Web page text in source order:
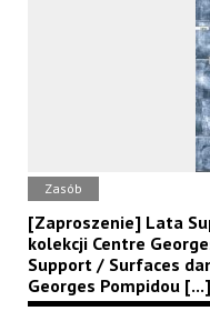
Zasób
[Zaproszenie] Lata
kolekcji Centre
Support / Surfaces
Georges Pompidou [...]